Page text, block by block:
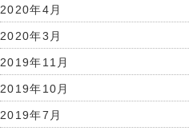
2020年4月
2020年3月
2019年11月
2019年10月
2019年7月